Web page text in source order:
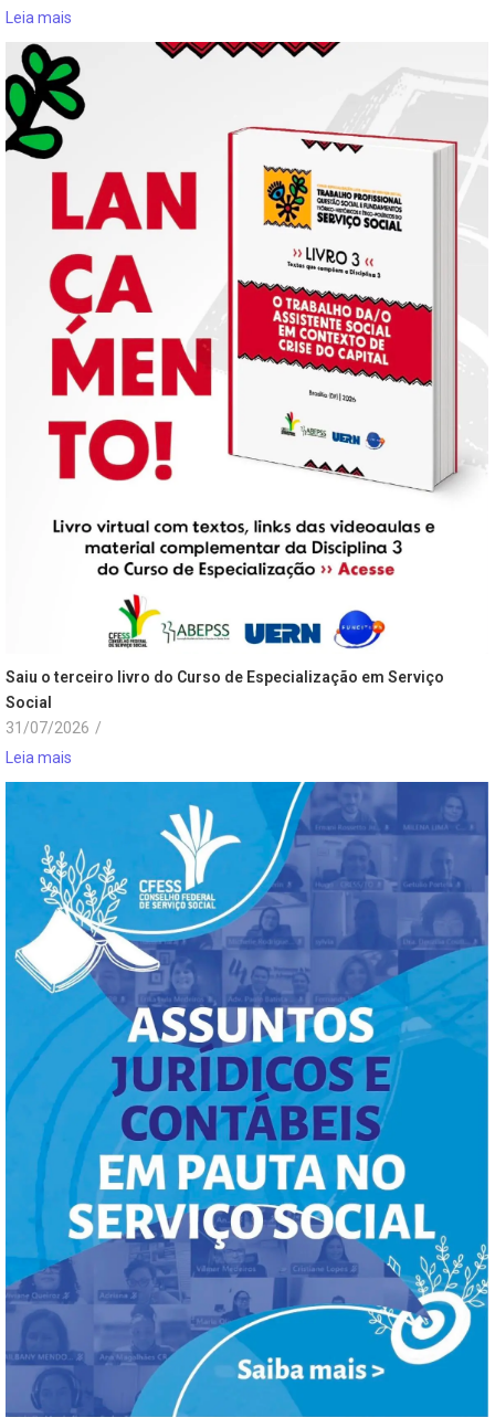
Leia mais
Saiu o terceiro livro do Curso de Especialização em Serviço
Social
31/07/2026 /
Leia mais